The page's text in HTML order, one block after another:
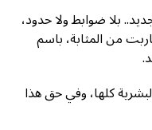
بلا ضوابط ولا حدود،
من المثابة، باسم
كلها، وفي حق هذا